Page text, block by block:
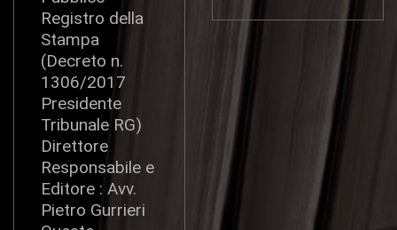
Registro della
Stampa
(Decreto n.
1306/2017
Presidente
Tribunale RG)
Direttore
Responsabile e
Editore : Avv.
Pietro Gurrieri